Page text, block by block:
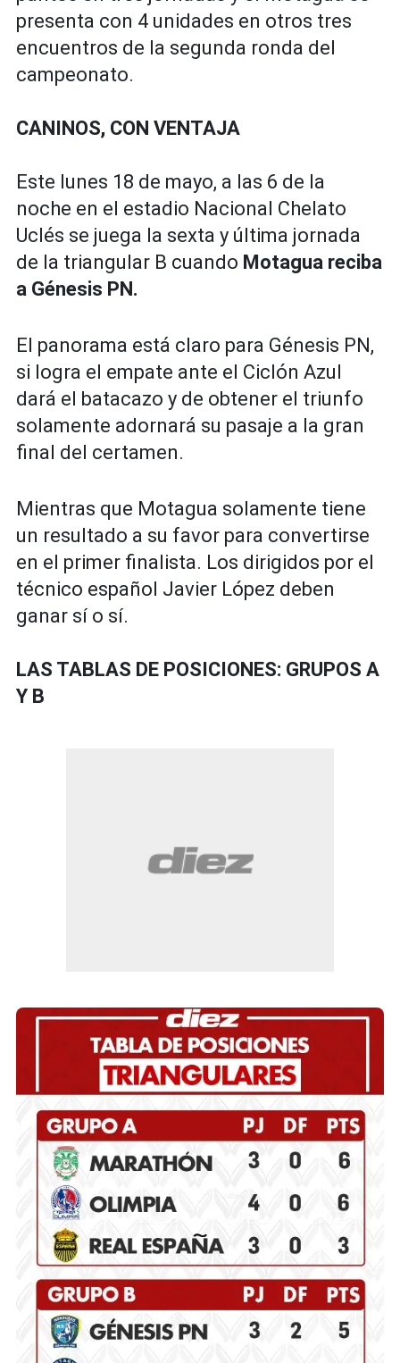
presenta con 4 unidades en otros tres
encuentros de la segunda ronda del
campeonato.
CANINOS, CON VENTAJA
Este lunes 18 de mayo, a las 6 de la
noche en el estadio Nacional Chelato
Uclés se juega la sexta y última jornada
de la triangular B cuando Motagua reciba
a Génesis PN.
El panorama está claro para Génesis PN,
si logra el empate ante el Ciclón Azul
dará el batacazo y de obtener el triunfo
solamente adornará su pasaje a la gran
final del certamen.
Mientras que Motagua solamente tiene
un resultado a su favor para convertirse
en el primer finalista. Los dirigidos por el
técnico español Javier López deben
ganar sí o sí.
LAS TABLAS DE POSICIONES: GRUPOS A
Y B